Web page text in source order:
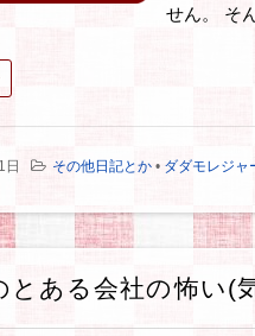
せん。 そ
日 その他日記とか • ダダモレジャ
とある会社の怖い(